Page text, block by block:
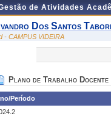
de Atividades
Dos Santos
- CAMPUS VIDEIRA
Plano de Trabalho Docente
Período